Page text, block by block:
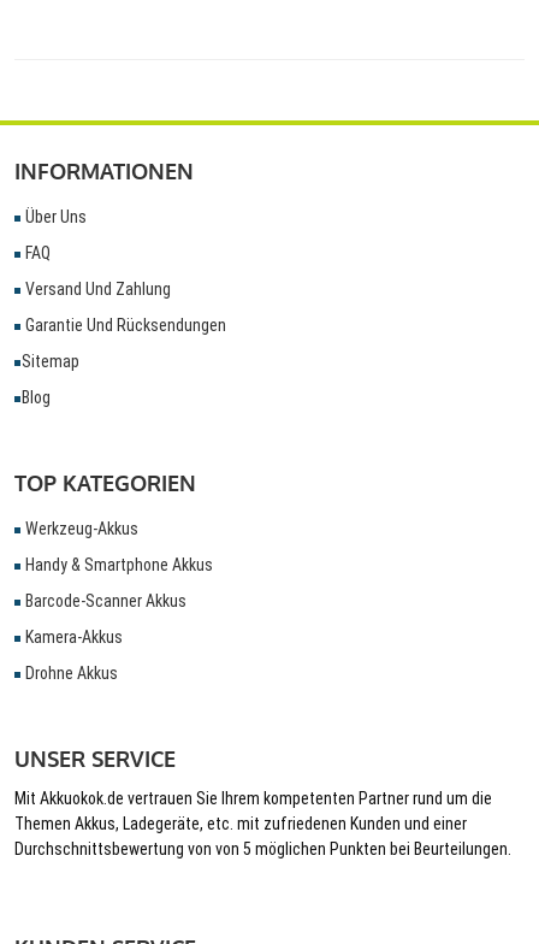
INFORMATIONEN
Über Uns
FAQ
Versand Und Zahlung
Garantie Und Rücksendungen
Sitemap
Blog
TOP KATEGORIEN
Werkzeug-Akkus
Handy & Smartphone Akkus
Barcode-Scanner Akkus
Kamera-Akkus
Drohne Akkus
UNSER SERVICE
Mit Akkuokok.de vertrauen Sie Ihrem kompetenten Partner rund um die
Themen Akkus, Ladegeräte, etc. mit zufriedenen Kunden und einer
Durchschnittsbewertung von von 5 möglichen Punkten bei Beurteilungen.